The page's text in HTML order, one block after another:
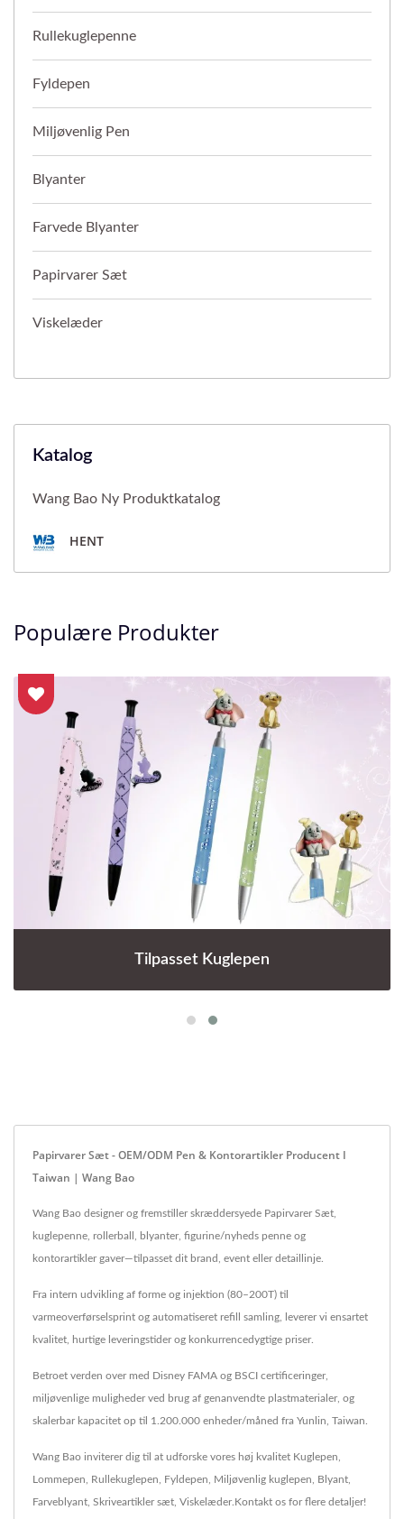
Rullekuglepenne
Fyldepen
Miljøvenlig Pen
Blyanter
Farvede Blyanter
Papirvarer Sæt
Viskelæder
Katalog
Wang Bao Ny Produktkatalog
HENT
Populære Produkter
Tilpasset Kuglepen
Papirvarer Sæt - OEM/ODM Pen & Kontorartikler Producent I
Taiwan | Wang Bao
Wang Bao designer og fremstiller skræddersyede Papirvarer Sæt,
kuglepenne, rollerball, blyanter, figurine/nyheds penne og
kontorartikler gaver—tilpasset dit brand, event eller detaillinje.
Fra intern udvikling af forme og injektion (80–200T) til
varmeoverførselsprint og automatiseret refill samling, leverer vi ensartet
kvalitet, hurtige leveringstider og konkurrencedygtige priser.
Betroet verden over med Disney FAMA og BSCI certificeringer,
miljøvenlige muligheder ved brug af genanvendte plastmaterialer, og
skalerbar kapacitet op til 1.200.000 enheder/måned fra Yunlin, Taiwan.
Wang Bao inviterer dig til at udforske vores høj kvalitet Kuglepen
Lommepen Rullekuglepen Fyldepen Miljøvenlig kuglepen Blyant
Farveblyant Skriveartikler sæt Viskelæder. Kontakt os for flere detaljer!